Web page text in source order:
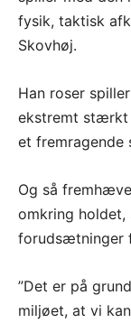
fysik, taktisk
Skovhøj.
Han roser
ekstremt stærkt
et fremragende
Og så
omkring
forudsætninger
”Det er på
miljøet, at vi